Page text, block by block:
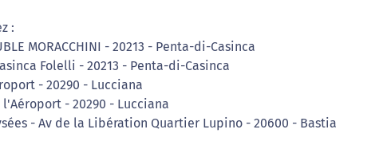
:
MORACCHINI - 20213 - Penta-di-Casinca
Folelli - 20213 - Penta-di-Casinca
- 20290 - Lucciana
- 20290 - Lucciana
- Av de la Libération Quartier Lupino - 20600 - Bastia